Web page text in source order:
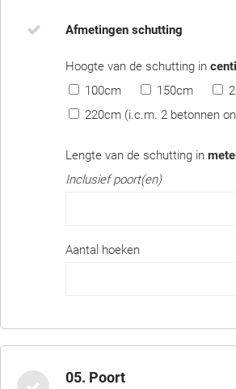
Afmetingen schutting
Hoogte van de schutting in
100cm
150cm
220cm (i.c.m. 2 betonnen
Lengte van de schutting in
Inclusief poort(en)
Aantal hoeken
05. Poort